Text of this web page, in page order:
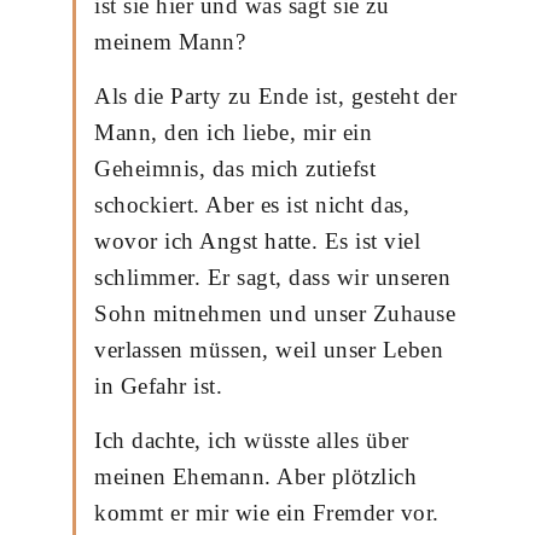
ist sie hier und was sagt sie zu
meinem Mann?
Als die Party zu Ende ist, gesteht der
Mann, den ich liebe, mir ein
Geheimnis, das mich zutiefst
schockiert. Aber es ist nicht das,
wovor ich Angst hatte. Es ist viel
schlimmer. Er sagt, dass wir unseren
Sohn mitnehmen und unser Zuhause
verlassen müssen, weil unser Leben
in Gefahr ist.
Ich dachte, ich wüsste alles über
meinen Ehemann. Aber plötzlich
kommt er mir wie ein Fremder vor.